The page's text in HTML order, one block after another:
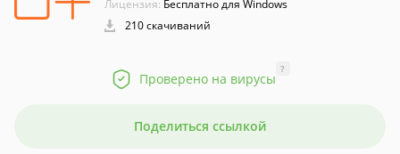
Лицензия: Бесплатно для Windows
210 скачиваний
Проверено на вирусы
?
Поделиться ссылкой